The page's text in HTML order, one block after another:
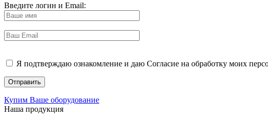
Введите логин и Email:
Я подтверждаю ознакомление и даю Согласие на обработку моих
Купим Ваше оборудование
Наша продукция